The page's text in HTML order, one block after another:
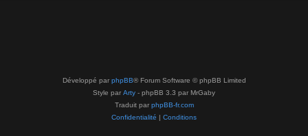
Développé par phpBB® Forum Software © phpBB Limited
Style par Arty - phpBB 3.3 par MrGaby
Traduit par phpBB-fr.com
Confidentialité | Conditions